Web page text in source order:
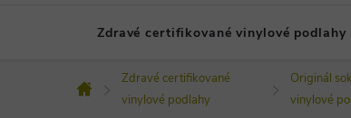
Zdravé certifikované vinylové podlahy
Domov
Zdravé certifikované
vinylové podlahy
Originál
vinylové